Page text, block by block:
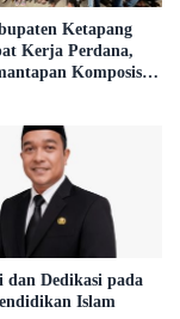
Ketapang
Kerja Perdana,
Komposisi
dan Dedikasi pada
Islam